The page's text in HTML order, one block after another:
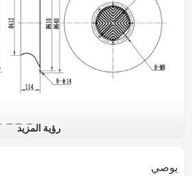
مراوح الطرد المركزي الخلفيةEC
تغطي سلسلة مروحة الطرد المركزي المنحنية
رؤية المزيد
يوصي